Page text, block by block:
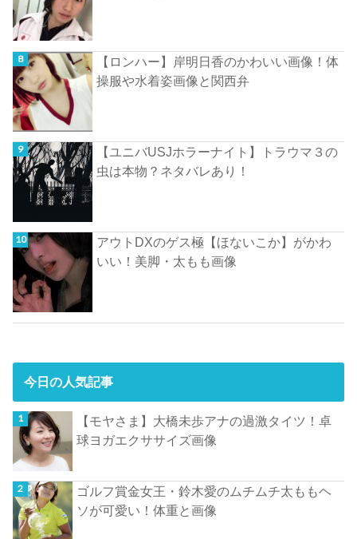
【ロンハー】岸明日香のかわいい画像！体
操服や水着姿画像と関西弁
【ユニバUSJホラーナイト】トラウマ３の
虫は本物？ネタバレあり！
アウトDXのゲス極【ほないこか】がかわ
いい！美脚・太もも画像
今日の人気記事
【モヤさま】大橋未歩アナの過激タイツ！卓
球ヨガエクササイズ画像
ゴルフ賞金女王・鈴木愛のムチムチ太ももヘ
ソが可愛い！体重と画像